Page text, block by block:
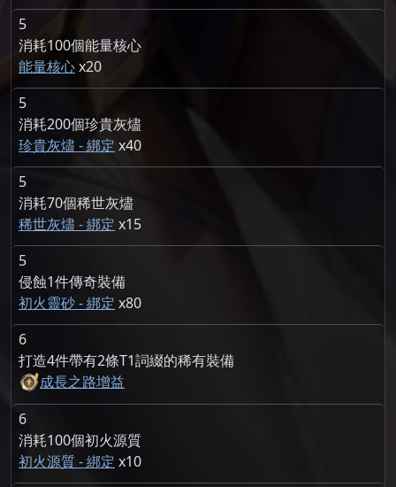
5
消耗100個能量核心
能量核心 20
5
消耗200個珍貴灰燼
珍貴灰燼 - 綁定 40
5
消耗70個稀世灰燼
稀世灰燼 - 綁定
15
5
侵蝕1件傳奇裝備
初火靈砂 - 綁定 80
6
打造4件帶有2條T1詞綴的稀有裝備
成長之路增益
6
消耗100個初火源質
初火源質 - 綁定
10